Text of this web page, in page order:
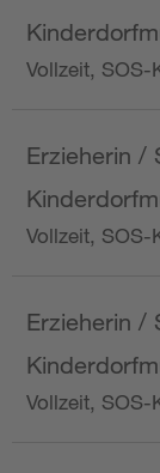
Vollzeit, SOS-
Erzieherin /
Vollzeit,
Erzieherin /
Vollzeit,